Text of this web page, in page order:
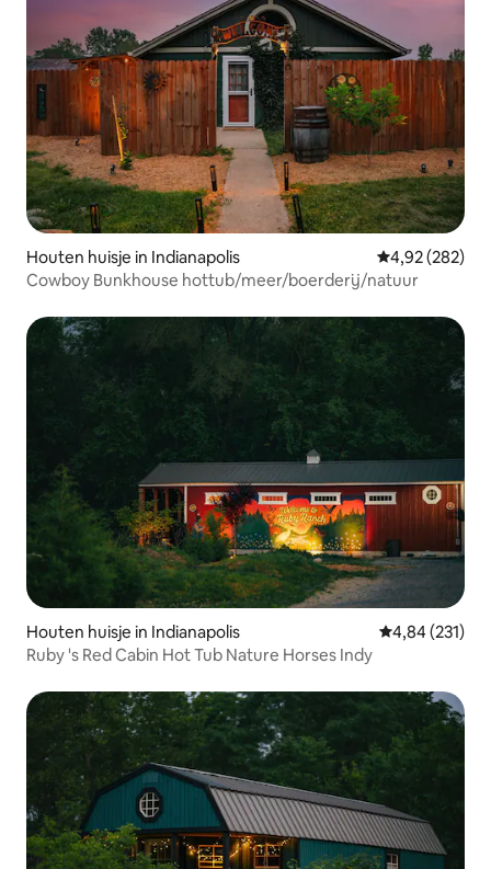
Houten huisje in Indianapolis Gemiddelde
4,92 (282)
Cowboy Bunkhouse hottub/meer/boerderij/natuur
Houten huisje in Indianapolis Gemiddelde
4,84 (231)
Ruby 's Red Cabin Hot Tub Nature Horses Indy